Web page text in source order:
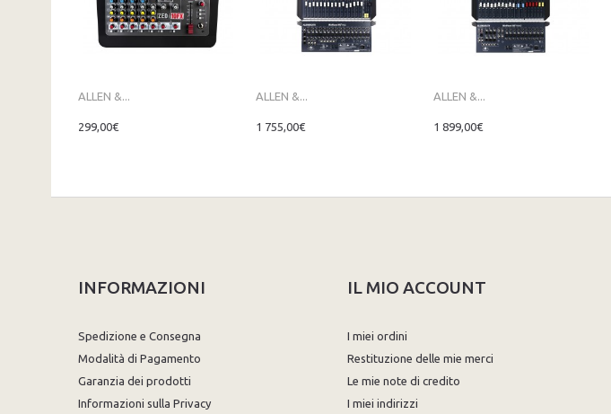
ALLEN &...
299,00€
ALLEN &...
1 755,00€
ALLEN &...
1 899,00€
INFORMAZIONI
Spedizione e Consegna
Modalità di Pagamento
Garanzia dei prodotti
Informazioni sulla Privacy
IL MIO ACCOUNT
I miei ordini
Restituzione delle mie merci
Le mie note di credito
I miei indirizzi